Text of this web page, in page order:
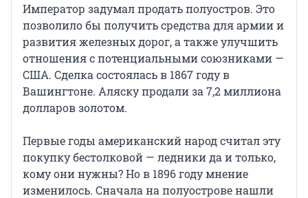
Император задумал продать полуостров. Это
позволило бы получить средства для армии и
развития железных дорог, а также улучшить
отношения с потенциальными союзниками —
США. Сделка состоялась в 1867 году в
Вашингтоне. Аляску продали за 7,2 миллиона
долларов золотом.
Первые годы американский народ считал эту
покупку бестолковой — ледники да и только,
кому они нужны? Но в 1896 году мнение
изменилось. Сначала на полуострове нашли